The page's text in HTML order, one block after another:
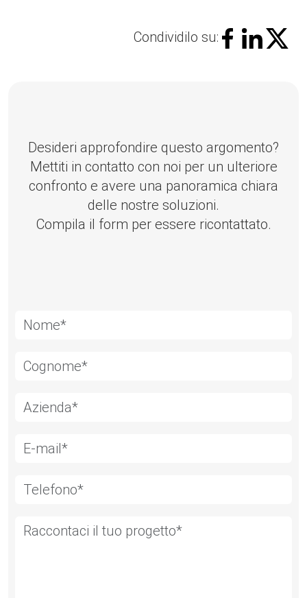
Condividilo su:
Desideri approfondire questo argomento?
Mettiti in contatto con noi per un ulteriore
confronto e avere una panoramica chiara
delle nostre soluzioni.
Compila il form per essere ricontattato.